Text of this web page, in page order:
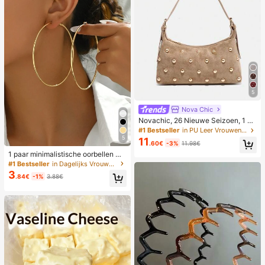
5
1 paar minimalistische oorbellen me
t meerdere dunne ringen, voor dage
lijks gebruik door vrouwen, verjaard
agscadeau
#1 Bestseller in Dagelijks Vrouwen Oorbellen
3.84€ -1% 3.88€
5
Nova Chic
Novachic, 26 Nieuwe Seizoen, 1 St
uk Klinknagel Decoratie, Ritssluitin
g, Verstelbare Schouderband, Dam
es Onderarmtas, Schoudertas. Ges
Esthetisch
#1 Bestseller in PU Leer Vrouwen Avondtassen
11 .60€ -3% 11.98€